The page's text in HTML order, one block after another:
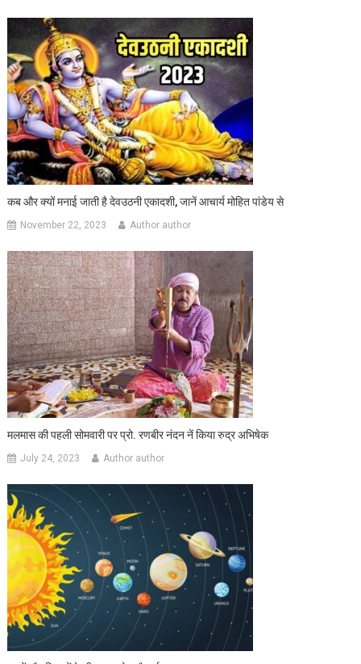
कब और क्यों मनाई जाती है देवउठनी एकादशी, जानें आचार्य मोहित पांडेय से
November 22, 2023 Author author
मलमास की पहली सोमवारी पर प्रो. रणबीर नंदन नें किया रुद्र अभिषेक
July 24, 2023 Author author